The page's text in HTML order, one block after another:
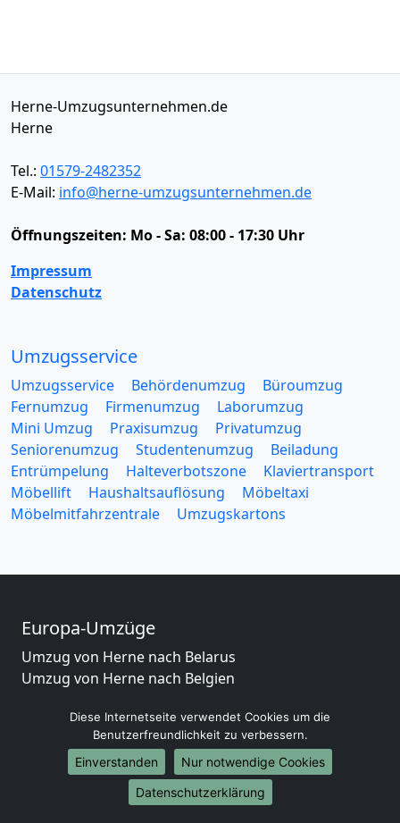
Herne-Umzugsunternehmen.de
Herne
Tel.: 01579-2482352
E-Mail: info@herne-umzugsunternehmen.de
Öffnungszeiten: Mo - Sa: 08:00 - 17:30 Uhr
Impressum
Datenschutz
Umzugsservice
Umzugsservice Behördenumzug
Büroumzug
Fernumzug
Firmenumzug
Laborumzug
Mini Umzug
Praxisumzug
Privatumzug
Seniorenumzug
Studentenumzug
Beiladung
Entrümpelung
Halteverbotszone
Klaviertransport
Möbellift
Haushaltsauflösung
Möbeltaxi
Möbelmitfahrzentrale
Umzugskartons
Europa-Umzüge
Umzug von Herne nach Belarus
Umzug von Herne nach Belgien
Umzug von Herne nach Dänemark
Umzug von Herne nach England
Umzug von Herne nach Portugal
Umzug von Herne nach Bosnien und Herzegowina
Umzug von Herne nach Irland
Diese Internetseite verwendet Cookies um die
Benutzerfreundlichkeit zu verbessern.
Einverstanden
Nur notwendige Cookies
Datenschutzerklärung